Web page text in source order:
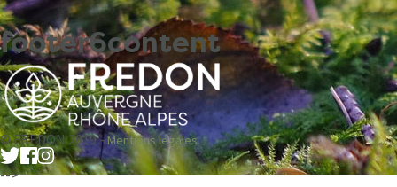
footer6content
© FREDON 2019 -Mentions légales
-->